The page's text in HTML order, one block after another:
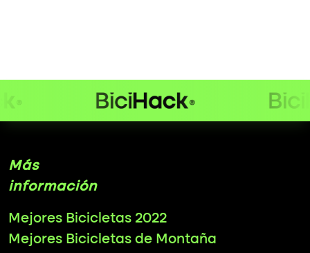
Más
información
Mejores Bicicletas 2022
Mejores Bicicletas de Montaña